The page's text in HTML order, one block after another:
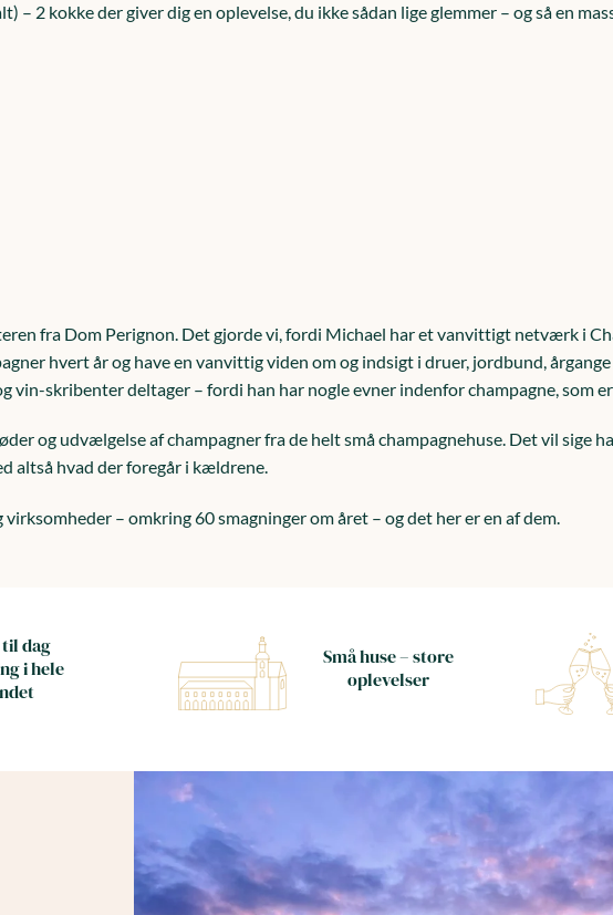
2 kokke der giver dig en oplevelse, du ikke sådan lige glemmer – og så en
fra Dom Perignon. Det gjorde vi, fordi Michael har et vanvittigt netværk i
hvert år og have en vanvittig viden om og indsigt i druer, jordbund,
skribenter deltager – fordi han har nogle evner indenfor champagne, som
og udvælgelse af champagner fra de helt små champagnehuse. Det vil sige
altså hvad der foregår i kældrene.
– omkring 60 smagninger om året – og det her er en af dem.
til dag
i hele
Små huse – store
oplevelser